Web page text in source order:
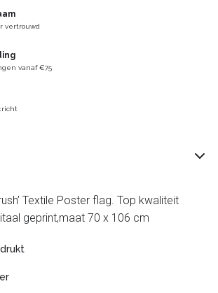
vertrouwd
vanaf €75
Textile Poster flag. Top kwaliteit
geprint,maat 70 x 106 cm